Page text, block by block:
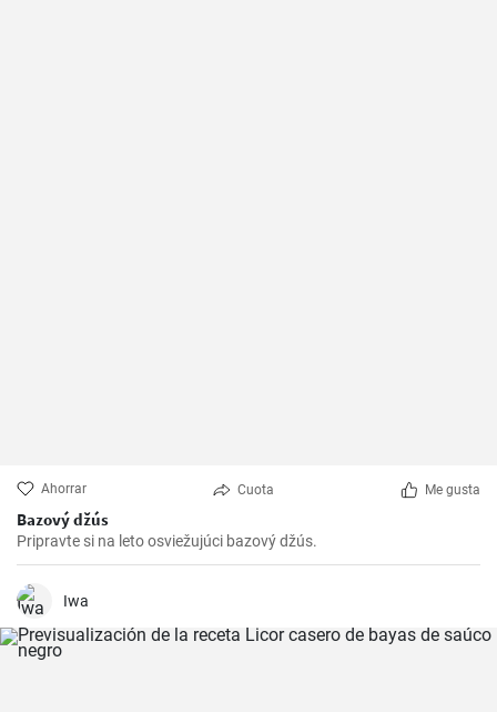
Ahorrar Cuota Me gusta
Bazový džús
Pripravte si na leto osviežujúci bazový džús.
Iwa